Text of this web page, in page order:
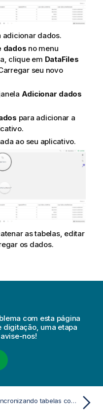
adicionar dados.
dados no menu
clique em DataFiles
seu novo
Adicionar dados
para adicionar a
ao seu aplicativo.
as tabelas, editar
os dados.
com esta página
digitação, uma etapa
nos!
Sincronizando tabelas com script no Gerenciador de dados